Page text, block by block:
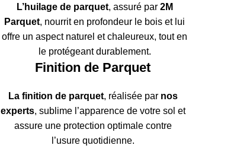
L’huilage de parquet, assuré par 2M
Parquet, nourrit en profondeur le bois et lui
offre un aspect naturel et chaleureux, tout en
le protégeant durablement.
Finition de Parquet
La finition de parquet, réalisée par nos
experts, sublime l’apparence de votre sol et
assure une protection optimale contre
l’usure quotidienne.